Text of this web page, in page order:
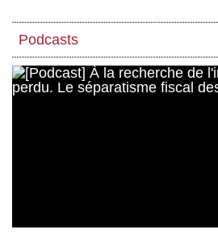
Podcasts